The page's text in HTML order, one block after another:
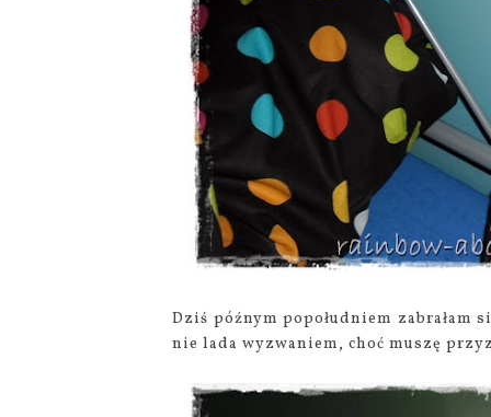
Dziś późnym popołudniem zabrałam
nie lada wyzwaniem, choć muszę